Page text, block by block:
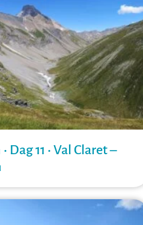
Dag 11 • Val Claret –